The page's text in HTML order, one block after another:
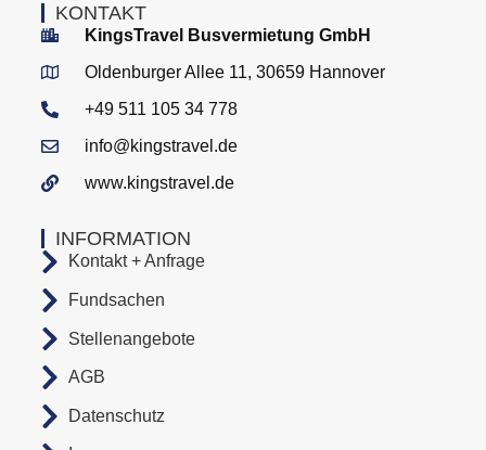
INFORMATION
Kontakt + Anfrage
Fundsachen
Stellenangebote
AGB
Datenschutz
KONTAKT
KingsTravel Busvermietung GmbH
Oldenburger Allee 11, 30659 Hannover
+49 511 105 34 778
info@kingstravel.de
www.kingstravel.de